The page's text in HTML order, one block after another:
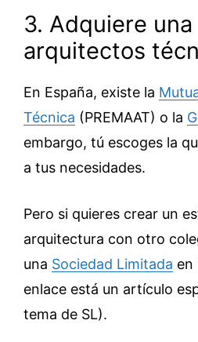
3. Adquiere
arquitectos
En España, existe la
Técnica (PREMAAT) o la
embargo, tú escoges la
a tus necesidades.
Pero si quieres crear un
arquitectura con otro
una Sociedad Limitada en
enlace está un artículo
tema de SL).